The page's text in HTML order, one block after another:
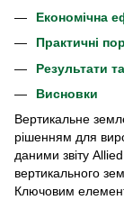
Економічна
Практичні
Результати
Висновки
Вертикальне
рішенням для
даними звіту
вертикального
Ключовим